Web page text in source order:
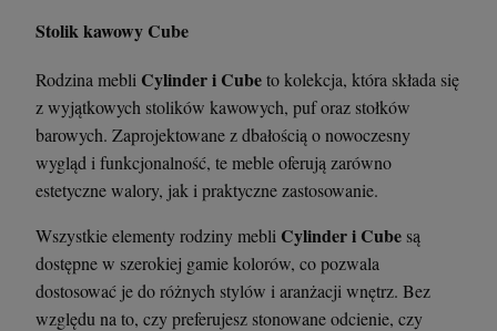
Stolik kawowy Cube
Rodzina mebli Cylinder i Cubeto kolekcja, która składa się
z wyjątkowych stolików kawowych, puf oraz stołków
barowych. Zaprojektowane z dbałością o nowoczesny
wygląd i funkcjonalność, te meble oferują zarówno
estetyczne walory, jak i praktyczne zastosowanie.
Wszystkie elementy rodziny mebli Cylinder i Cube są
dostępne w szerokiej gamie kolorów, co pozwala
dostosować je do różnych stylów i aranżacji wnętrz. Bez
względu na to, czy preferujesz stonowane odcienie, czy